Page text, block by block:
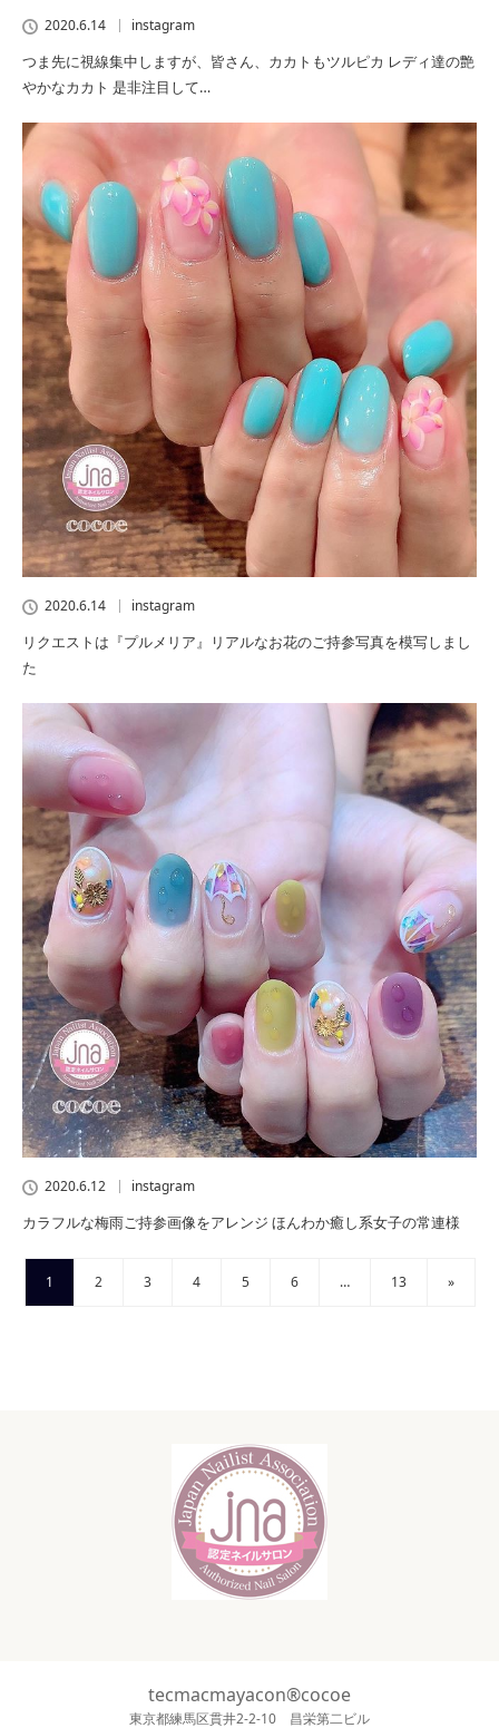
2020.6.14 instagram
つま先に視線集中しますが、皆さん、カカトもツルピカ レディ達の艶
やかなカカト 是非注目して…
2020.6.14 instagram
リクエストは『プルメリア』リアルなお花のご持参写真を模写しまし
た
2020.6.12 instagram
カラフルな梅雨ご持参画像をアレンジ ほんわか癒し系女子の常連様
1 2 3 4 5 6 … 13 »
tecmacmayacon®cocoe
東京都練馬区貫井2-2-10 昌栄第二ビル